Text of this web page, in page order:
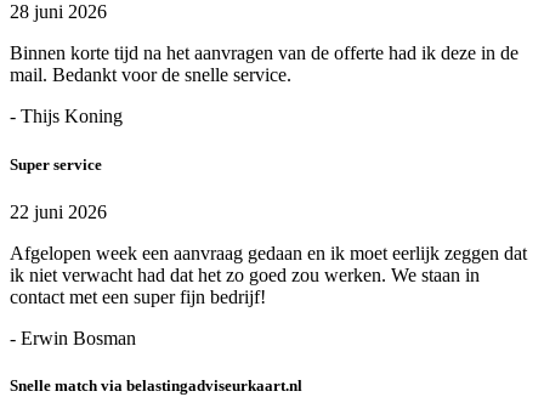
28 juni 2026
Binnen korte tijd na het aanvragen van de offerte had ik deze in de
mail. Bedankt voor de snelle service.
- Thijs Koning
Super service
22 juni 2026
Afgelopen week een aanvraag gedaan en ik moet eerlijk zeggen dat
ik niet verwacht had dat het zo goed zou werken. We staan in
contact met een super fijn bedrijf!
- Erwin Bosman
Snelle match via belastingadviseurkaart.nl